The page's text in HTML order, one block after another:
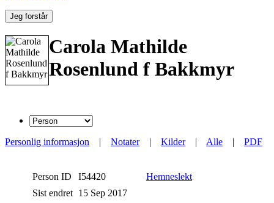
Jeg forstår
Carola Mathilde
Rosenlund f Bakkmyr
Personlig informasjon | Notater| Kilder| Alle | PDF
Person ID I54420
Hemneslekt
Sist endret 15 Sep 2017